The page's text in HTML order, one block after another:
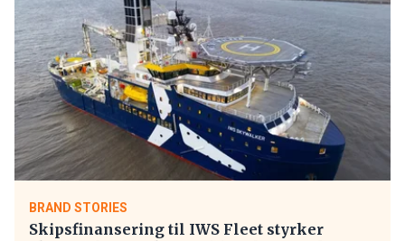
BRAND STORIES
Skipsfinansering til IWS Fleet styrker